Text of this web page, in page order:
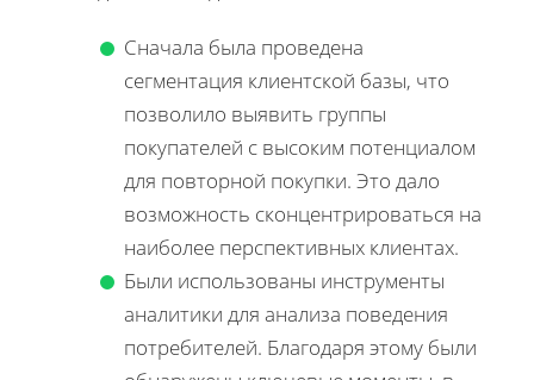
Сначала была проведена
сегментация клиентской базы, что
позволило выявить группы
покупателей с высоким потенциалом
для повторной покупки. Это дало
возможность сконцентрироваться на
наиболее перспективных клиентах.
Были использованы инструменты
аналитики для анализа поведения
потребителей. Благодаря этому были